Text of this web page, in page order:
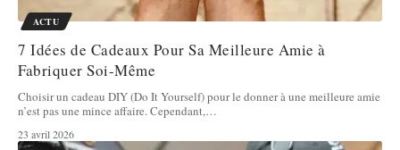
ACTU
7 Idées de Cadeaux Pour Sa Meilleure Amie à
Fabriquer Soi-Même
Choisir un cadeau DIY (Do It Yourself) pour le donner à une meilleure amie
n’est pas une mince affaire. Cependant,…
23 avril 2026